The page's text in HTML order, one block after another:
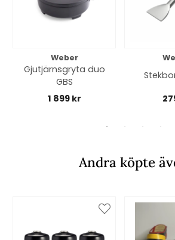
Weber
Gjutjärnsgryta duo
GBS
1 899 kr
Andra köpte